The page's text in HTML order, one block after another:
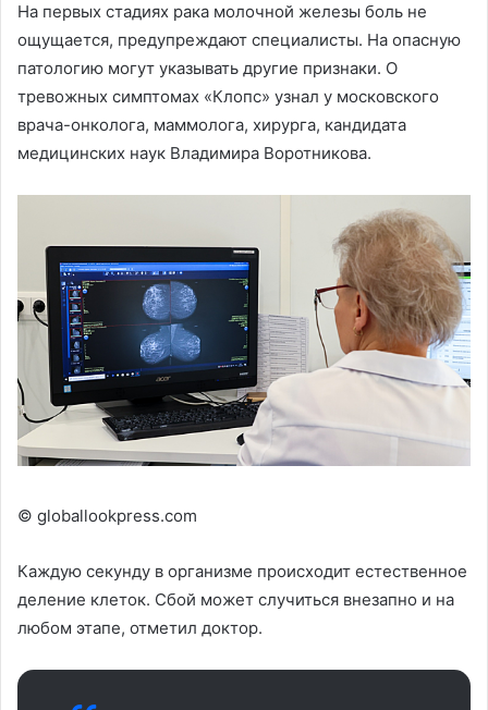
На первых стадиях рака молочной железы боль не
ощущается, предупреждают специалисты. На опасную
патологию могут указывать другие признаки. О
тревожных симптомах «Клопс» узнал у московского
врача-онколога, маммолога, хирурга, кандидата
медицинских наук Владимира Воротникова.
© globallookpress.com
Каждую секунду в организме происходит естественное
деление клеток. Сбой может случиться внезапно и на
любом этапе, отметил доктор.